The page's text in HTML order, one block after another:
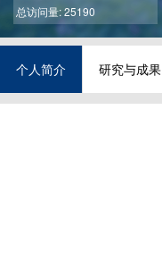
总访问量: 25190
个人简介 研究与成果